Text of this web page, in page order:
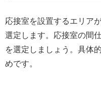
応接室を設置するエリア
選定します。応接室の間
を選定しましょう。具体
めです。